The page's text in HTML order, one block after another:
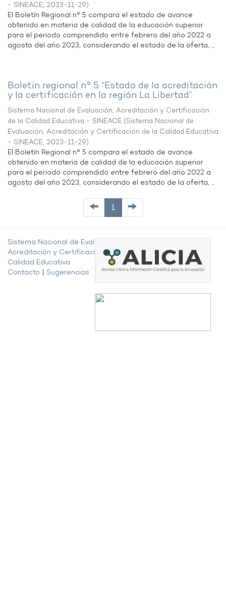
- SINEACE, 2023-11-29)
El Boletín Regional n° 5 compara el estado de avance
obtenido en materia de calidad de la educación superior
para el periodo comprendido entre febrero del año 2022 a
agosto del año 2023, considerando el estado de la oferta, ...
Boletín regional n° 5 “Estado de la acreditación
y la certificación en la región La Libertad”
Sistema Nacional de Evaluación, Acreditación y Certificación
de la Calidad Educativa - SINEACE (Sistema Nacional de
Evaluación, Acreditación y Certificación de la Calidad Educativa
- SINEACE, 2023-11-29)
El Boletín Regional n° 5 compara el estado de avance
obtenido en materia de calidad de la educación superior
para el periodo comprendido entre febrero del año 2022 a
agosto del año 2023, considerando el estado de la oferta, ...
1
Sistema Nacional de Evaluación,
Acreditación y Certificación de la
Calidad Educativa
Contacto
Sugerencias